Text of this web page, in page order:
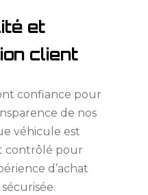
et
client
confiance pour
de nos
véhicule est
contrôlé pour
d’achat